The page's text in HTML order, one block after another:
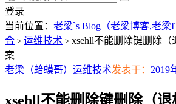
登录
当前位置： 老梁`s Blog（老梁博客,老梁
合 > 运维技术 > xsehll不能删除键删除
案
老梁（蛤蟆哥） 运维技术发表于： 2019
xsehll不能删除键删除（